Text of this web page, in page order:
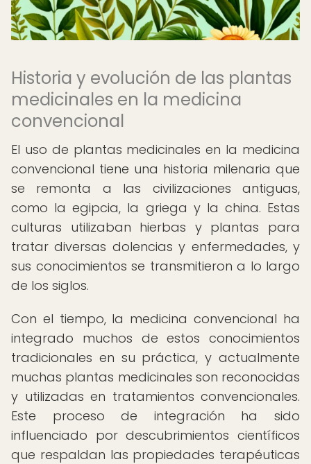
Historia y evolución de las plantas
medicinales en la medicina
convencional
El uso de plantas medicinales en la medicina
convencional tiene una historia milenaria que
se remonta a las civilizaciones antiguas,
como la egipcia, la griega y la china. Estas
culturas utilizaban hierbas y plantas para
tratar diversas dolencias y enfermedades, y
sus conocimientos se transmitieron a lo largo
de los siglos.
Con el tiempo, la medicina convencional ha
integrado muchos de estos conocimientos
tradicionales en su práctica, y actualmente
muchas plantas medicinales son reconocidas
y utilizadas en tratamientos convencionales.
Este proceso de integración ha sido
influenciado por descubrimientos científicos
que respaldan las propiedades terapéuticas